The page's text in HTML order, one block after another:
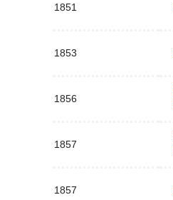
1851
1853
1856
1857
1857